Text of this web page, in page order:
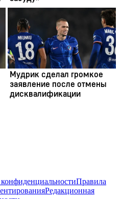
Правила
Редакционная